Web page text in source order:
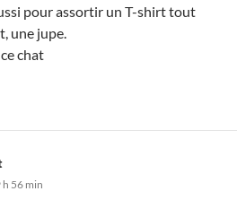
pour assortir un T-shirt tout
une jupe.
chat
56 min